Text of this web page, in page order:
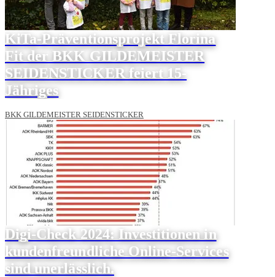
KiTa-Präventionsprojekt Florina
Fit der BKK GILDEMEISTER
SEIDENSTICKER feiert 15-
Jähriges
BKK GILDEMEISTER SEIDENSTICKER
Digi-Check 2024: Investitionen in
kundenfreundliche Online-Services
sind unerlässlich.